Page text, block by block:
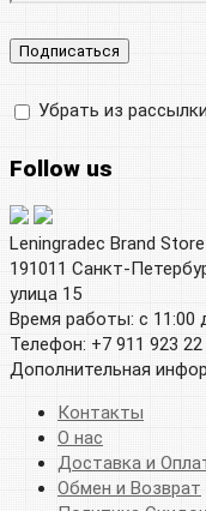
Убрать из
Follow us
Leningradec Brand Store
191011 Санкт-
улица 15
Время работы: с 11:00
Телефон: +7 911 923 22
Дополнительная
Контакты
О нас
Доставка и
Обмен и Возврат